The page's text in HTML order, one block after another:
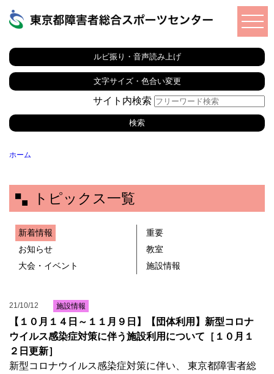
ルビ振り・音声読み上げ
文字サイズ・色合い変更
サイト内検索
ホーム
トピックス一覧
新着情報
重要
お知らせ
教室
大会・イベント
施設情報
21/10/12 施設情報
【１０月１４日～１１月９日】【団体利用】新型コロナ
ウイルス感染症対策に伴う施設利用について［１０月１
２日更新］
新型コロナウイルス感染症対策に伴い、 東京都障害者総